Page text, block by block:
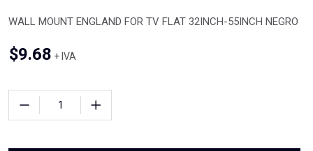
WALL MOUNT ENGLAND FOR TV FLAT 32INCH-55INCH NEGRO
$9.68 + IVA